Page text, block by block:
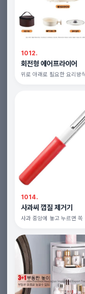
1012.
회전형 에어프라이어
위로 아래로 필요한 요리방
1014.
사과씨 껍질 제거기
사과 중앙에 놓고 누르면 쏙